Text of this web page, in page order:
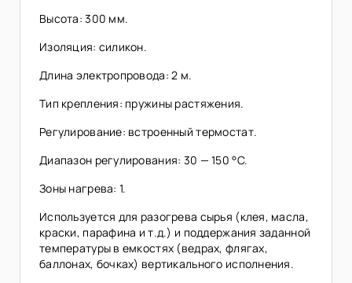
Высота: 300 мм.
Изоляция: силикон.
Длина электропровода: 2 м.
Тип крепления: пружины растяжения.
Регулирование: встроенный термостат.
Диапазон регулирования: 30 — 150 °C.
Зоны нагрева: 1.
Используется для разогрева сырья (клея, масла,
краски, парафина и т.д.) и поддержания заданной
температуры в емкостях (ведрах, флягах,
баллонах, бочках) вертикального исполнения.